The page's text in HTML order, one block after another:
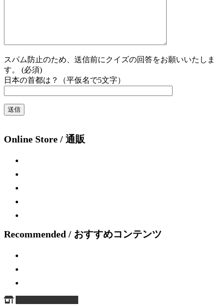
スパム防止のため、送信前にクイズの回答をお願いいたしま
す。 (必須)
日本の首都は？（平仮名で5文字）
Online Store / 通販
Recommended / おすすめコンテンツ